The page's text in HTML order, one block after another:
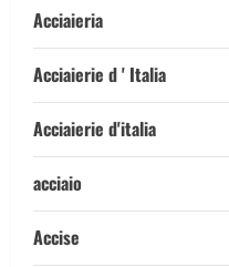
Acciaieria
Acciaierie d ' Italia
Acciaierie d'italia
acciaio
Accise